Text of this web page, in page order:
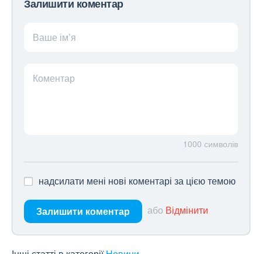
Залишити коментар
Ваше ім’я
Коментар
1000 символів
надсилати мені нові коментарі за цією темою
Залишити коментар або Відмінити